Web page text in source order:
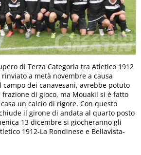
di Terza Categoria tra Atletico 1912
rinviato a metà novembre a causa
dei canavesani, avrebbe potuto
di gioco, ma Mouakil si è fatto
un calcio di rigore. Con questo
il girone di andata al quarto posto
13 dicembre si giocheranno gli
1912-La Rondinese e Bellavista-